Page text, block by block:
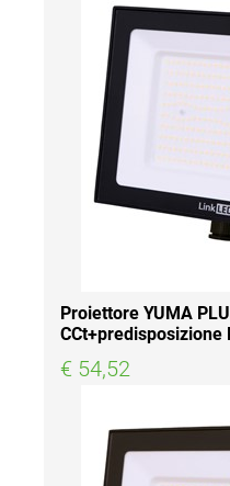
Proiettore YUMA
CCt+predisposizione
€ 54,52